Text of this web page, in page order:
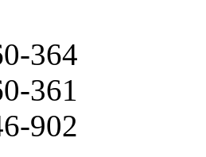
364
361
902